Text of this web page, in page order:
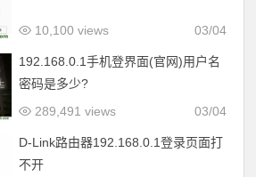
03/04
10,100 views
192.168.0.1手机登界面(官网)用户名
密码是多少?
03/04
289,491 views
D-Link路由器192.168.0.1登录页面打
不开